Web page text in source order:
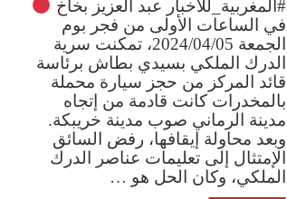
#المغربية_للاخبار عبد العزيز بخاخ
في الساعات الأولى من فجر بوم
الجمعة 2024/04/05، تمكنت سرية
الدرك الملكي بسيدي بطاش برئاسة
قائد المركز من حجز سيارة محملة
بالمخدرات كانت قادمة من إتجاه
مدينة الرماني صوب مدينة خريبكة.
وبعد محاولة إيقافها، رفض السائق
الإمتثال إلى تعليمات عناصر الدرك
الملكي، وكان الحل هو …